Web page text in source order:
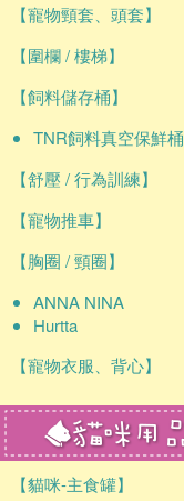
【寵物頸套、頭套】
【圍欄 / 樓梯】
【飼料儲存桶】
TNR飼料真空保鮮桶
【舒壓 / 行為訓練】
【寵物推車】
【胸圈 / 頸圈】
ANNA NINA
Hurtta
【寵物衣服、背心】
【貓咪-主食罐】